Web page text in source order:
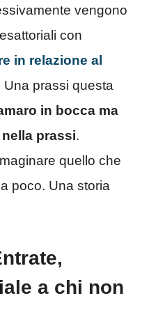
vengono
con
in relazione al
Una prassi questa
in bocca ma
prassi.
quello che
poco. Una storia
a chi non